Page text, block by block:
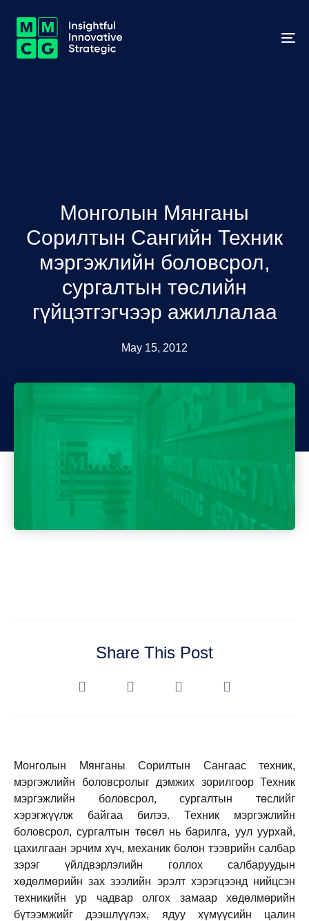
Монголын Мянганы
Сорилтын Сангийн Техник
мэргэжлийн боловсрол,
сургалтын төслийн
гүйцэтгэгчээр ажиллалаа
May 15, 2012
Share This Post
Монголын Мянганы Сорилтын Сангаас техник,
мэргэжлийн боловсролыг дэмжих зорилгоор Техник
мэргэжлийн боловсрол, сургалтын төслийг
хэрэгжүүлж байгаа билээ. Техник мэргэжлийн
боловсрол, сургалтын төсөл нь барилга, уул уурхай,
цахилгаан эрчим хүч, механик болон тээврийн салбар
зэрэг үйлдвэрлэлийн голлох салбаруудын
хөдөлмөрийн зах зээлийн эрэлт хэрэгцээнд нийцсэн
техникийн ур чадвар олгох замаар хөдөлмөрийн
бүтээмжийг дээшлүүлэх, ядуу хүмүүсийн цалин